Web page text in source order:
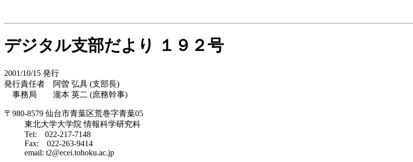
デジタル支部だより １９２号
2001/10/15 発行
発行責任者 阿曽 弘具 (支部長)
事務局 瀧本 英二 (庶務幹事)
〒980-8579 仙台市青葉区荒巻字青葉05
東北大学大学院 情報科学研究科
Tel: 022-217-7148
Fax: 022-263-9414
email: t2@ecei.tohoku.ac.jp